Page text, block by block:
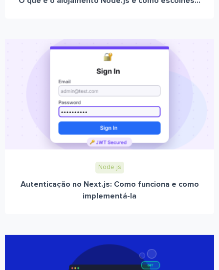
Node.js
Autenticação no Next.js: Como funciona e como
implementá-la